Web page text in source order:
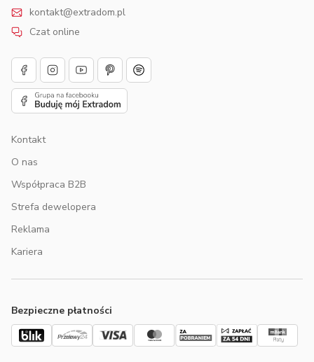
kontakt@extradom.pl
Czat online
Kontakt
O nas
Współpraca B2B
Strefa dewelopera
Reklama
Kariera
Bezpieczne płatności